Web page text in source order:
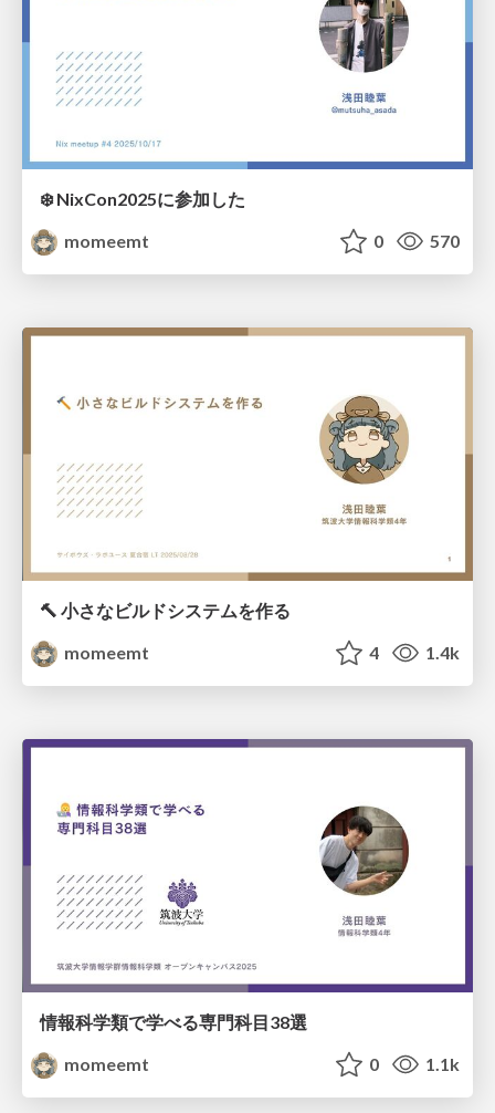
❄️ NixCon2025に参加した
momeemt
0 570
🔨 小さなビルドシステムを作る
momeemt
4 1.4k
情報科学類で学べる専門科目38選
momeemt
0 1.1k